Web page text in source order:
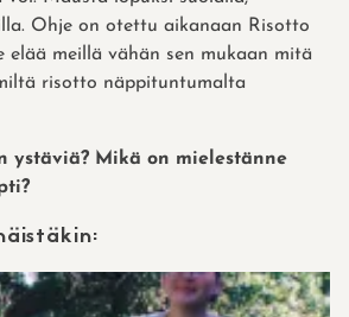
Ohje on otettu aikanaan Risotto
elää meillä vähän sen mukaan mitä
risotto näppituntumalta
ystäviä? Mikä on mielestänne